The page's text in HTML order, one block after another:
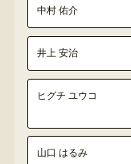
中村 佑介
井上 安治
ヒグチ ユウコ
山口 はるみ